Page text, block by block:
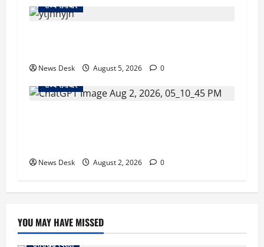
राज्य समाचार
News Desk August 5, 2026
0
राज्य समाचार
News Desk August 2, 2026 0
YOU MAY HAVE MISSED
उत्तराखंड स्पेशल